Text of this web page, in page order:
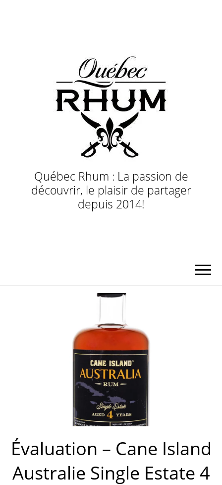
Québec Rhum : La passion de
découvrir, le plaisir de partager
depuis 2014!
Évaluation – Cane Island
Australie Single Estate 4